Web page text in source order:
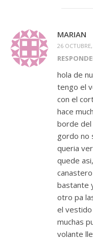
MARIAN
26
hola de
tengo el
con el
hace
borde del
gordo no
queria
quede
bastante
otro pa
el vestido
muchas
volante